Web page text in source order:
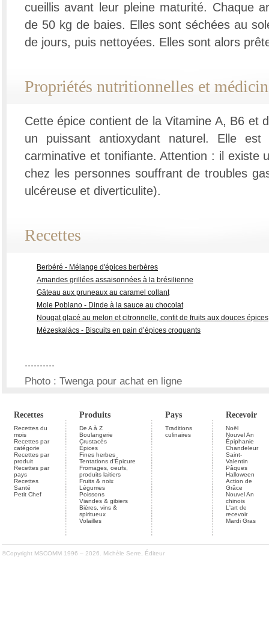
cueillis avant leur pleine maturité. Chaque
de 50 kg de baies. Elles sont séchées au
de jours, puis nettoyées. Elles sont alors
Propriétés nutritionnelles et
Cette épice contient de la Vitamine A, B6 et
un puissant antioxydant naturel. Elle est
carminative et tonifiante. Attention : il existe
chez les personnes souffrant de troubles
ulcéreuse et diverticulite).
Recettes
Berbéré - Mélange d'épices berbères
Amandes grillées assaisonnées à la brésilienne
Gâteau aux pruneaux au caramel collant
Mole Poblano - Dinde à la sauce au chocolat
Nougat glacé au melon et citronnelle, confit de fruits aux douces épices
Mézeskalács - Biscuits en pain d’épices croquants
..........
Photo : Twenga pour achat en ligne
Recettes Produits Pays Recevoir
Recettes du
mois
Recettes par
catégorie
Recettes par
produit
Recettes par
pays
Recettes
Santé
Petit Chef
De A à Z
Boulangerie
Crustacés
Épices
Fines herbes
Tentations d'Épicure
Fromages, oeufs,
produits laitiers
Fruits & noix
Légumes
Poissons
Viandes & gibiers
Bières, vins &
spiritueux
Volailles
Traditions
culinaires
Noël
Nouvel An
Épiphanie
Chandeleur
Saint-
Valentin
Pâques
Halloween
Action de
Grâce
Nouvel An
chinois
L'art de
recevoir
Mardi Gras
©Copyright MSCOMM 1996 – 2026. Michèle Serre, Éditeur